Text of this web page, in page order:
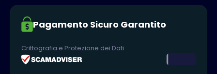
Pagamento Sicuro Garantito
Crittografia e Protezione dei Dati